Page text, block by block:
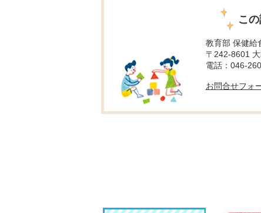
こ
教育部 保健給
〒242-8601
電話：046-
お問合せフォ